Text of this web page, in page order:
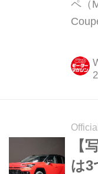
ペ（
日）
【
は3